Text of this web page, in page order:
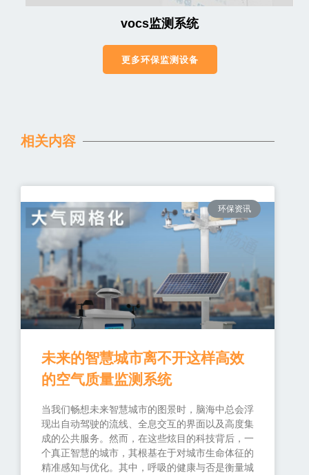
vocs监测系统
更多环保监测设备
相关内容
环保资讯
未来的智慧城市离不开这样高效
的空气质量监测系统
当我们畅想未来智慧城市的图景时，脑海中总会浮
现出自动驾驶的流线、全息交互的界面以及高度集
成的公共服务。然而，在这些炫目的科技背后，一
个真正智慧的城市，其根基在于对城市生命体征的
精准感知与优化。其中，呼吸的健康与否是衡量城